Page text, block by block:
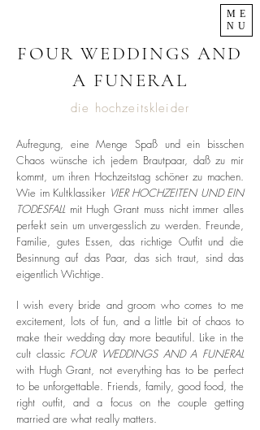
ME
NU
FOUR WEDDINGS AND
A FUNERAL
die hochzeitskleider
Aufregung, eine Menge Spaß und ein bisschen
Chaos wünsche ich jedem Brautpaar, daß zu mir
kommt, um ihren Hochzeitstag schöner zu machen.
Wie im Kultklassiker VIER HOCHZEITEN UND EIN
TODESFALLmit Hugh Grant muss nicht immer alles
perfekt sein um unvergesslich zu werden. Freunde,
Familie, gutes Essen, das richtige Outfit und die
Besinnung auf das Paar, das sich traut, sind das
eigentlich Wichtige.
I wish every bride and groom who comes to me
excitement, lots of fun, and a little bit of chaos to
make their wedding day more beautiful. Like in the
cult classic FOUR WEDDINGS AND A FUNERAL
with Hugh Grant, not everything has to be perfect
to be unforgettable. Friends, family, good food, the
right outfit, and a focus on the couple getting
married are what really matters.